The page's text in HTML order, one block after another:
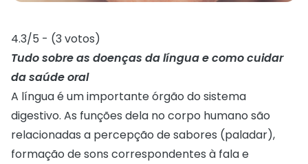
4.3/5 - (3 votos)
Tudo sobre as doenças da língua e como cuidar
da saúde oral
A língua é um importante órgão do sistema
digestivo. As funções dela no corpo humano são
relacionadas a percepção de sabores (paladar),
formação de sons correspondentes à fala e